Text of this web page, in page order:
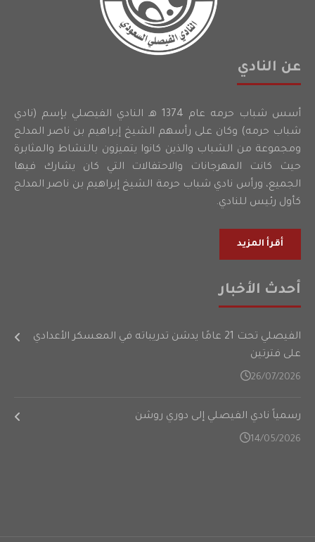
عن النادي
أسس شباب حرمه عام 1374 هـ النادي الفيصلي بإسم (نادي
شباب حرمه) وكان على رأسهم الشيخ إبراهيم بن ناصر المدلج
ومجموعة من الشباب والذين كانوا يتميزون بالنشاط والمثابرة
حيث كانت المهرجانات والاحتفالات التي كان يشارك فيها
الجميع، ورأس نادي شباب حرمة الشيخ إبراهيم بن ناصر المدلج
كأول رئيس للنادي.
أقرأ المزيد
أحدث الأخبار
الفيصلي تحت 21 عامًا يدشن تدريباته في المعسكر الأعدادي
على فترتين
26/07/2026
رسمياً نادي الفيصلي إلى دوري روشن
14/05/2026